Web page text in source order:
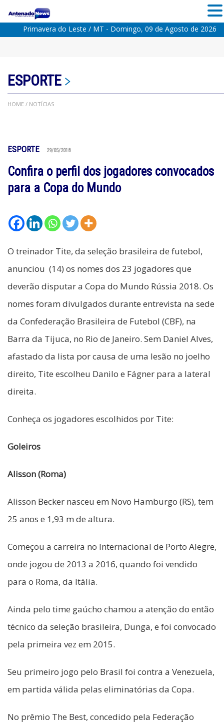
Primavera do Leste / MT - Domingo, 09 de Agosto de 2026
ESPORTE
HOME / NOTÍCIAS
ESPORTE 29/05/2018
Confira o perfil dos jogadores convocados
para a Copa do Mundo
O treinador Tite, da seleção brasileira de futebol,
anunciou (14) os nomes dos 23 jogadores que
deverão disputar a Copa do Mundo Rússia 2018. Os
nomes foram divulgados durante entrevista na sede
da Confederação Brasileira de Futebol (CBF), na
Barra da Tijuca, no Rio de Janeiro. Sem Daniel Alves,
afastado da lista por causa de uma lesão no joelho
direito, Tite escolheu Danilo e Fágner para a lateral
direita.
Conheça os jogadores escolhidos por Tite:
Goleiros
Alisson (Roma)
Alisson Becker nasceu em Novo Hamburgo (RS), tem
25 anos e 1,93 m de altura.
Começou a carreira no Internacional de Porto Alegre,
onde jogou de 2013 a 2016, quando foi vendido
para o Roma, da Itália.
Ainda pelo time gaúcho chamou a atenção do então
técnico da seleção brasileira, Dunga, e foi convocado
pela primeira vez em 2015.
Seu primeiro jogo pelo Brasil foi contra a Venezuela,
em partida válida pelas eliminatórias da Copa.
No prêmio The Best, concedido pela Federação